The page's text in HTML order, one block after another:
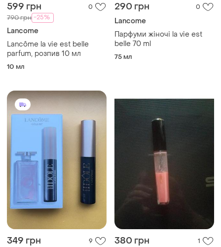
599 грн 0
790 грн -25%
Lancome
Lancôme la vie est belle
parfum, розпив 10 мл
10 мл
290 грн 0
Lancome
Парфуми жіночі la vie est
belle 70 ml
75 мл
349 грн
9
380 грн 1